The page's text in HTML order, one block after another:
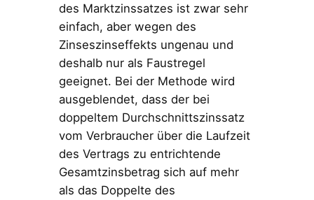
des Marktzinssatzes ist zwar sehr
einfach, aber wegen des
Zinseszinseffekts ungenau und
deshalb nur als Faustregel
geeignet. Bei der Methode wird
ausgeblendet, dass der bei
doppeltem Durchschnittszinssatz
vom Verbraucher über die Laufzeit
des Vertrags zu entrichtende
Gesamtzinsbetrag sich auf mehr
als das Doppelte des